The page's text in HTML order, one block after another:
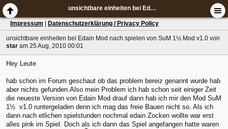
unsichtbare einheiten bei Edain Mod nach spielen von SuM 1½ Mod v1.0
Impressum Datenschutzerklärung / Privacy Policy
unsichtbare einheiten bei Edain Mod nach spielen von SuM 1½ Mod v1.0 von
star am 25 Aug, 2010 00:01
Hey Leute
hab schon im Forum geschaut ob das problem bereiz genannt wurde hab
aber nichts gefunden.Also mein Problem ich hab schon seit einiger Zeit
die neueste Version von Edain Mod drauf dann hab ich mir den Mod SuM
1½ v1.0 runtergeladen denn ich mag das freie Bauen nicht so. Als ich
dann nach etlichen spielstunden nochmal edain Zocken wollte war erst
alles pink im Spiel. Doch als ich dann das Spiel angefangen hatte waren